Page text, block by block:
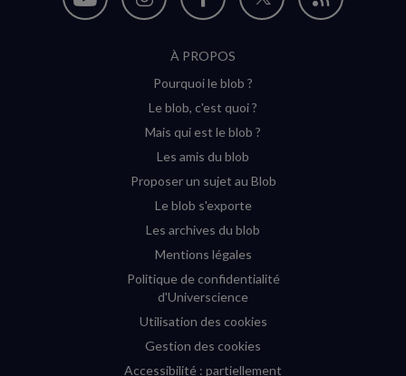
Nous
Nous
Instagram
(nouvelle
Nous
sur
Facebook
(nouvelle
Nous
Flux
À PROPOS
Pourquoi le blob ?
Le blob, c'est quoi ?
Mais qui est le blob ?
Les amis du blob
Proposer un sujet au Blob
Le blob s'exporte
Les archives du blob
Mentions légales
Politique de confidentialité
d'Universcience
Utilisation des cookies
Gestion des cookies
Accessibilité : partiellement